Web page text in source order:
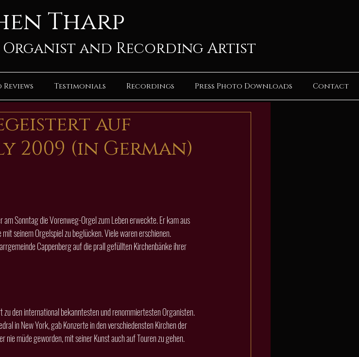
Tharp
and Recording Artist
Testimonials Recordings Press Photo Downloads Contact
auf
2009 (in German)
seinem Orgelspiel zu beglücken. Viele waren erschienen.
Cappenberg auf die prall gefüllten Kirchenbänke ihrer
in New York, gab Konzerte in den verschiedensten Kirchen der
müde geworden, mit seiner Kunst auch auf Touren zu gehen.